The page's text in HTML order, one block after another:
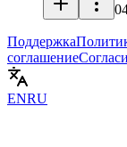
Поддержка
соглашение
ENRU